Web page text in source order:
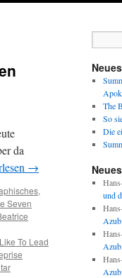
da
→
,
Seven
To Lead
The
So
Die
und